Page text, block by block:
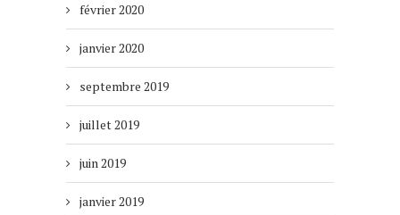
février 2020
janvier 2020
septembre 2019
juillet 2019
juin 2019
janvier 2019